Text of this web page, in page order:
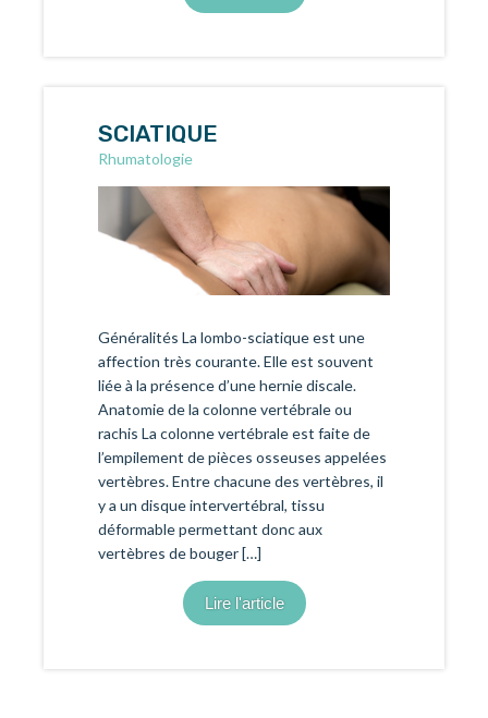
SCIATIQUE
Rhumatologie
Généralités La lombo-sciatique est une
affection très courante. Elle est souvent
liée à la présence d’une hernie discale.
Anatomie de la colonne vertébrale ou
rachis La colonne vertébrale est faite de
l’empilement de pièces osseuses appelées
vertèbres. Entre chacune des vertèbres, il
y a un disque intervertébral, tissu
déformable permettant donc aux
vertèbres de bouger […]
Lire l'article